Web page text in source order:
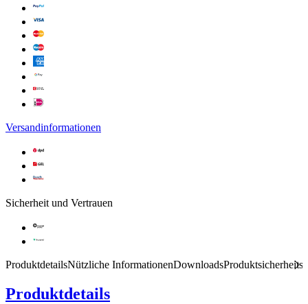
Versandinformationen
Sicherheit und Vertrauen
Produktdetails
Produktdetails
Nützliche InformationenDownloads